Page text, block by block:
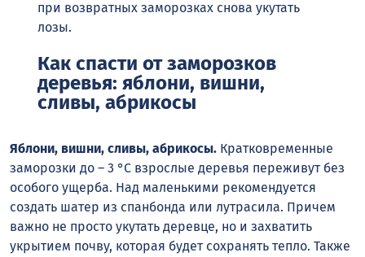
при возвратных заморозках снова укутать
лозы.
Как спасти от заморозков
деревья: яблони, вишни,
сливы, абрикосы
Яблони, вишни, сливы, абрикосы. Кратковременные
заморозки до – 3 °С взрослые деревья переживут без
особого ущерба. Над маленькими рекомендуется
создать шатер из спанбонда или лутрасила. Причем
важно не просто укутать деревце, но и захватить
укрытием почву, которая будет сохранять тепло. Также